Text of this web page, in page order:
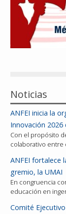
Publicaciones
Afiliación
Noticias
ANFEI inicia la
Innovación 2026
Con el propósito
colaborativo entre
ANFEI fortalece
gremio, la UMAI
En congruencia
educación en
Comité